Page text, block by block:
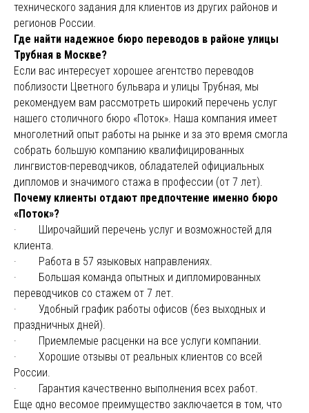
технического задания для клиентов из других районов и
регионов России.
Где найти надежное бюро переводов в районе улицы
Трубная в Москве?
Если вас интересует хорошее агентство переводов
поблизости Цветного бульвара и улицы Трубная, мы
рекомендуем вам рассмотреть широкий перечень услуг
нашего столичного бюро «Поток». Наша компания имеет
многолетний опыт работы на рынке и за это время смогла
собрать большую компанию квалифицированных
лингвистов-переводчиков, обладателей официальных
дипломов и значимого стажа в профессии (от 7 лет).
Почему клиенты отдают предпочтение именно бюро
«Поток»?
· Широчайший перечень услуг и возможностей для
клиента.
· Работа в 57 языковых направлениях.
· Большая команда опытных и дипломированных
переводчиков со стажем от 7 лет.
· Удобный график работы офисов (без выходных и
праздничных дней).
· Приемлемые расценки на все услуги компании.
· Хорошие отзывы от реальных клиентов со всей
России.
· Гарантия качественно выполнения всех работ.
Еще одно весомое преимущество заключается в том, что